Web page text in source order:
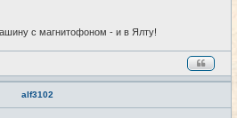
с магнитофоном - и в Ялту!
alf3102